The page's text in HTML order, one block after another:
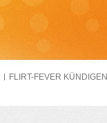
FLIRT-FEVER KÜNDIGEN